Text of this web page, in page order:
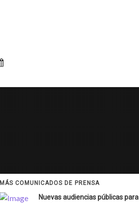
MÁS COMUNICADOS DE PRENSA
Nuevas audiencias públicas para